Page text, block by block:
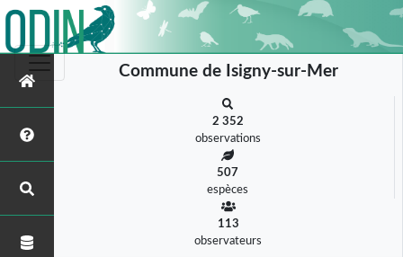
Commune de Isigny-sur-Mer
2 352
observations
507
espèces
113
observateurs